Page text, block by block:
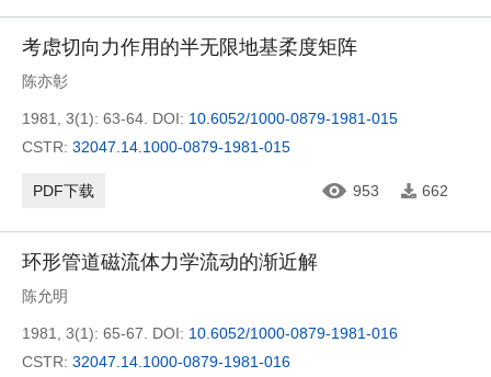
考虑切向力作用的半无限地基柔度矩阵
陈亦彰
1981, 3(1): 63-64. DOI: 10.6052/1000-0879-1981-015
CSTR: 32047.14.1000-0879-1981-015
PDF下载 953 662
环形管道磁流体力学流动的渐近解
陈允明
1981, 3(1): 65-67. DOI: 10.6052/1000-0879-1981-016
CSTR: 32047.14.1000-0879-1981-016